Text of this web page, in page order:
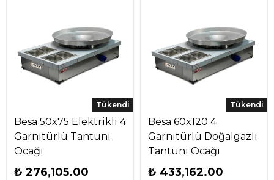
Tükendi
Besa 50x75 Elektrikli 4
Garnitürlü Tantuni
Ocağı
₺ 276,105.00
Tükendi
Besa 60x120 4
Garnitürlü Doğalgazlı
Tantuni Ocağı
₺ 433,162.00